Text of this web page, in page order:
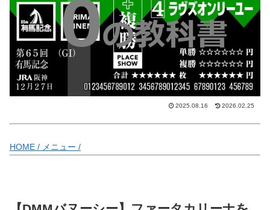
2025.08.16 2026.02.25
HOME / メニュー /